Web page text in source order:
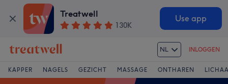
Treatwell
130K
Use app
NL INLOGGEN
KAPPER NAGELS GEZICHT MASSAGE ONTHAREN